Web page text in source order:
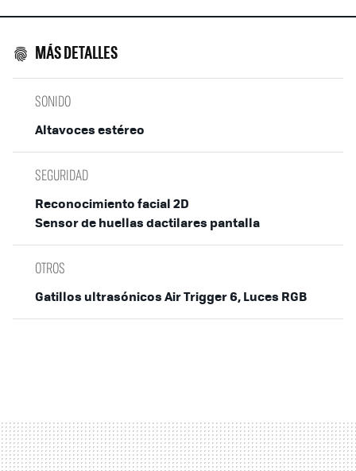
MÁS DETALLES
SONIDO
Altavoces estéreo
SEGURIDAD
Reconocimiento facial 2D
Sensor de huellas dactilares pantalla
OTROS
Gatillos ultrasónicos Air Trigger 6, Luces RGB